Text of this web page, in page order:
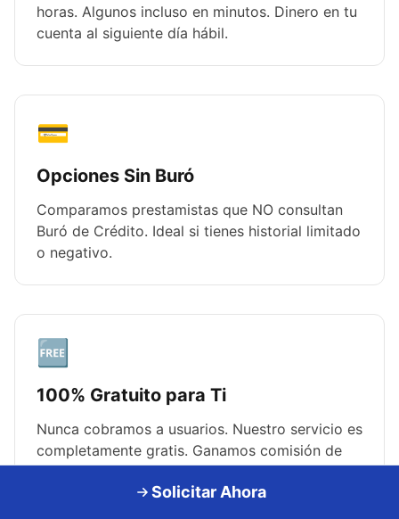
Solicitar Ahora
horas. Algunos incluso en minutos. Dinero en tu
cuenta al siguiente día hábil.
💳
Opciones Sin Buró
Comparamos prestamistas que NO consultan
Buró de Crédito. Ideal si tienes historial limitado
o negativo.
🆓
100% Gratuito para Ti
Nunca cobramos a usuarios. Nuestro servicio es
completamente gratis. Ganamos comisión de